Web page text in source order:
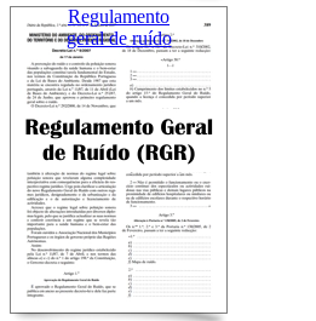
Regulamento
geral de ruído